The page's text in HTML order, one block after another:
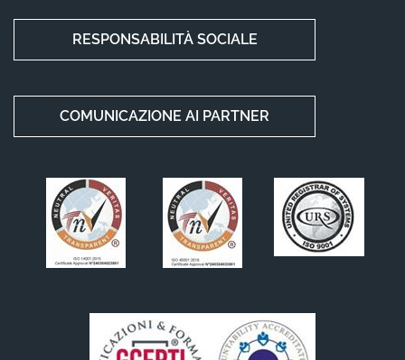
RESPONSABILITÀ SOCIALE
COMUNICAZIONE AI PARTNER